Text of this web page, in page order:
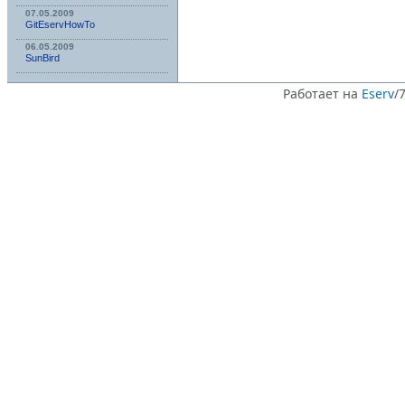
07.05.2009
GitEservHowTo
06.05.2009
SunBird
Работает на Eserv/